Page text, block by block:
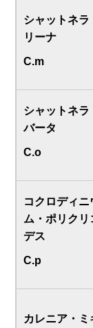
シャットネラ
リーナ
C.m
シャットネラ
バータ
C.o
コクロディニ
ム・ポリクリ
デス
C.p
カレニア・ミ